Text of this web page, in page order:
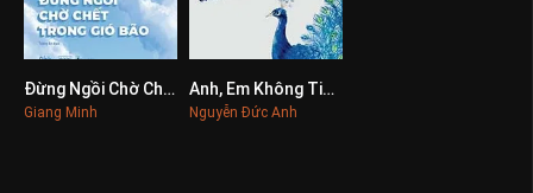
0Đừng Ngồi Chờ Chết Trong Gió Bão
Giang Minh
0
Anh, Em Không Tiếc, Em Tiếc Thanh Xuân
Nguyễn Đức Anh